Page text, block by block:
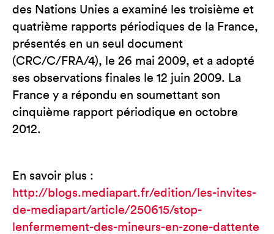
des Nations Unies a examiné les troisième et
quatrième rapports périodiques de la France,
présentés en un seul document
(CRC/C/FRA/4), le 26 mai 2009, et a adopté
ses observations finales le 12 juin 2009. La
France y a répondu en soumettant son
cinquième rapport périodique en octobre
2012.
En savoir plus :
http://blogs.mediapart.fr/edition/les-invites-
de-mediapart/article/250615/stop-
lenfermement-des-mineurs-en-zone-dattente